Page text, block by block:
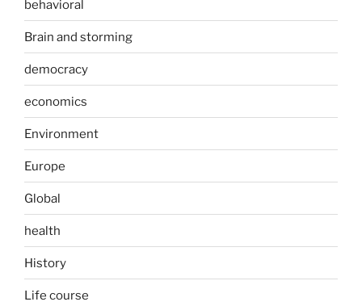
behavioral
Brain and storming
democracy
economics
Environment
Europe
Global
health
History
Life course